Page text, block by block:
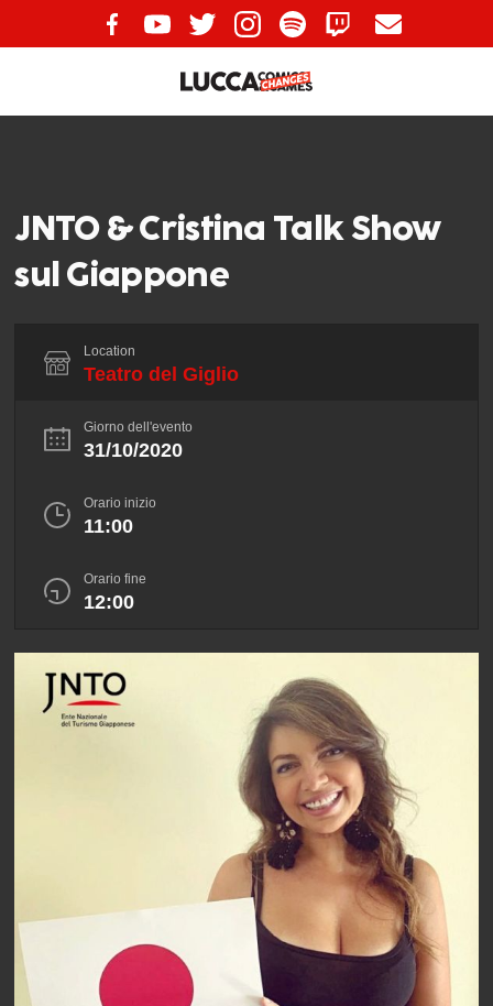
JNTO & Cristina Talk Show
sul Giappone
Location
Teatro del Giglio
Giorno dell'evento
31/10/2020
Orario inizio
11:00
Orario fine
12:00